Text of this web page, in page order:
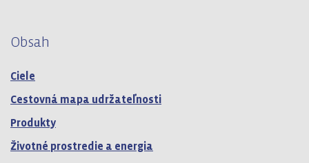
Obsah
Ciele
Cestovná mapa udržateľnosti
Produkty
Životné prostredie a energia